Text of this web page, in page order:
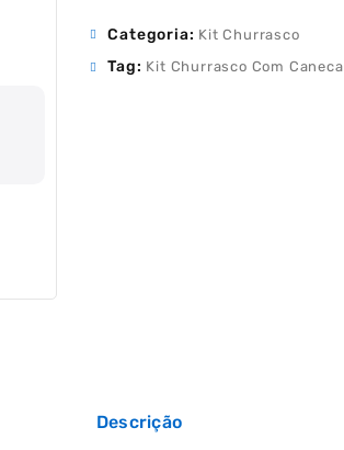
Categoria: Kit Churrasco
Tag: Kit Churrasco Com Caneca
Descrição